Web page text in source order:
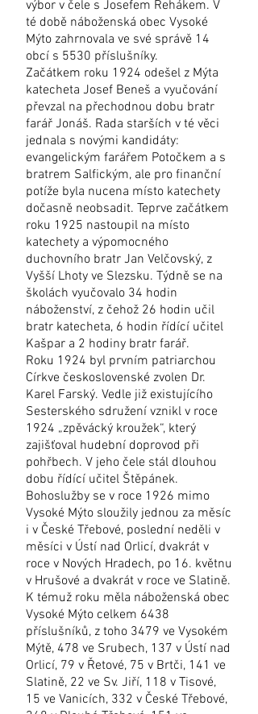
výbor v čele s Josefem Řehákem. V
té době náboženská obec Vysoké
Mýto zahrnovala ve své správě 14
obcí s 5530 příslušníky.
Začátkem roku 1924 odešel z Mýta
katecheta Josef Beneš a vyučování
převzal na přechodnou dobu bratr
farář Jonáš. Rada starších v té věci
jednala s novými kandidáty:
evangelickým farářem Potočkem a s
bratrem Salfickým, ale pro finanční
potíže byla nucena místo katechety
dočasně neobsadit. Teprve začátkem
roku 1925 nastoupil na místo
katechety a výpomocného
duchovního bratr Jan Velčovský, z
Vyšší Lhoty ve Slezsku. Týdně se na
školách vyučovalo 34 hodin
náboženství, z čehož 26 hodin učil
bratr katecheta, 6 hodin řídící učitel
Kašpar a 2 hodiny bratr farář.
Roku 1924 byl prvním patriarchou
Církve československé zvolen Dr.
Karel Farský. Vedle již existujícího
Sesterského sdružení vznikl v roce
1924 „zpěvácký kroužek“, který
zajišťoval hudební doprovod při
pohřbech. V jeho čele stál dlouhou
dobu řídící učitel Štěpánek.
Bohoslužby se v roce 1926 mimo
Vysoké Mýto sloužily jednou za měsíc
i v České Třebové, poslední neděli v
měsíci v Ústí nad Orlicí, dvakrát v
roce v Nových Hradech, po 16. květnu
v Hrušové a dvakrát v roce ve Slatině.
K témuž roku měla náboženská obec
Vysoké Mýto celkem 6438
příslušníků, z toho 3479 ve Vysokém
Mýtě, 478 ve Srubech, 137 v Ústí nad
Orlicí, 79 v Řetové, 75 v Brtči, 141 ve
Slatině, 22 ve Sv. Jiří, 118 v Tisové,
15 ve Vanicích, 332 v České Třebové,